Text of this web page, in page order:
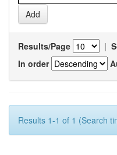
Results/Page |
In order
Results 1-1 of 1 (Search